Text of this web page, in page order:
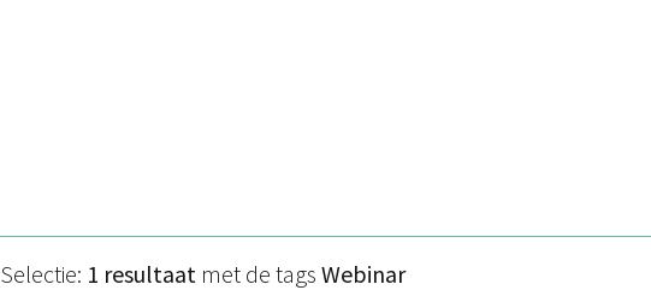
Selectie: 1 resultaat met de tags Webinar